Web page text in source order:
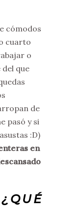
cómodos
cuarto
o
que
de
pasó y si
:D)
en